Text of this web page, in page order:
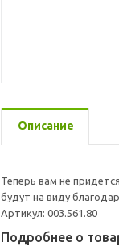
Описание
Теперь вам не
будут на виду
Артикул: 003.561.80
Подробнее о